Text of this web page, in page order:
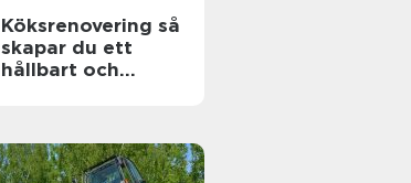
Köksrenovering så
skapar du ett
hållbart och